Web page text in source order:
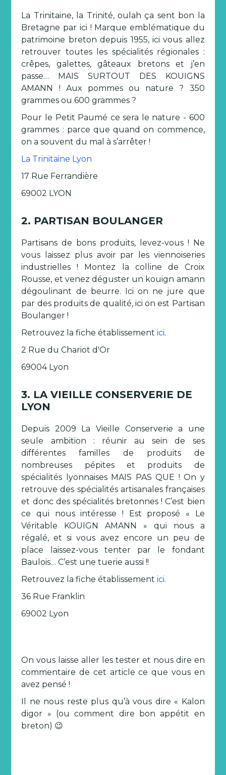
La Trinitaine, la Trinité, oulah ça sent bon la
Bretagne par ici ! Marque emblématique du
patrimoine breton depuis 1955, ici vous allez
retrouver toutes les spécialités régionales :
crêpes, galettes, gâteaux bretons et j’en
passe… MAIS SURTOUT DES KOUIGNS
AMANN ! Aux pommes ou nature ? 350
grammes ou 600 grammes ?
Pour le Petit Paumé ce sera le nature - 600
grammes : parce que quand on commence,
on a souvent du mal à s’arrêter !
La Trinitaine Lyon
17 Rue Ferrandière
69002 LYON
2. PARTISAN BOULANGER
Partisans de bons produits, levez-vous ! Ne
vous laissez plus avoir par les viennoiseries
industrielles ! Montez la colline de Croix
Rousse, et venez déguster un kouign amann
dégoulinant de beurre. Ici on ne jure que
par des produits de qualité, ici on est Partisan
Boulanger !
Retrouvez la fiche établissementici.
2 Rue du Chariot d'Or
69004 Lyon
3. LA VIEILLE CONSERVERIE DE
LYON
Depuis 2009 La Vieille Conserverie a une
seule ambition : réunir au sein de ses
différentes familles de produits de
nombreuses pépites et produits de
spécialités lyonnaises MAIS PAS QUE ! On y
retrouve des spécialités artisanales françaises
et donc des spécialités bretonnes ! C’est bien
ce qui nous intéresse ! Est proposé « Le
Véritable KOUIGN AMANN » qui nous a
régalé, et si vous avez encore un peu de
place laissez-vous tenter par le fondant
Baulois… C’est une tuerie aussi !!
Retrouvez la fiche établissementici.
36 Rue Franklin
69002 Lyon
On vous laisse aller les tester et nous dire en
commentaire de cet article ce que vous en
avez pensé !
Il ne nous reste plus qu’à vous dire « Kalon
digor » (ou comment dire bon appétit en
breton) 😉